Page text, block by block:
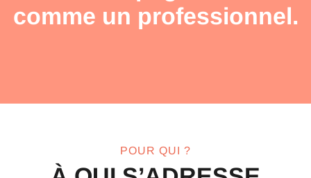
comme un professionnel.
POUR QUI ?